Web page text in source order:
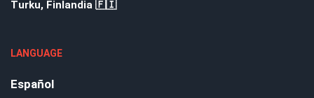
Turku, Finlandia 🇫🇮
LANGUAGE
Español